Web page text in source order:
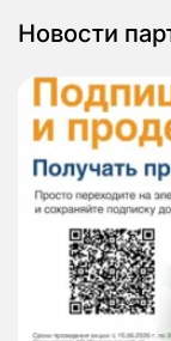
Новости